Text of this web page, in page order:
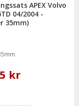
APEX Volvo
04/2004 -
35mm)
kr